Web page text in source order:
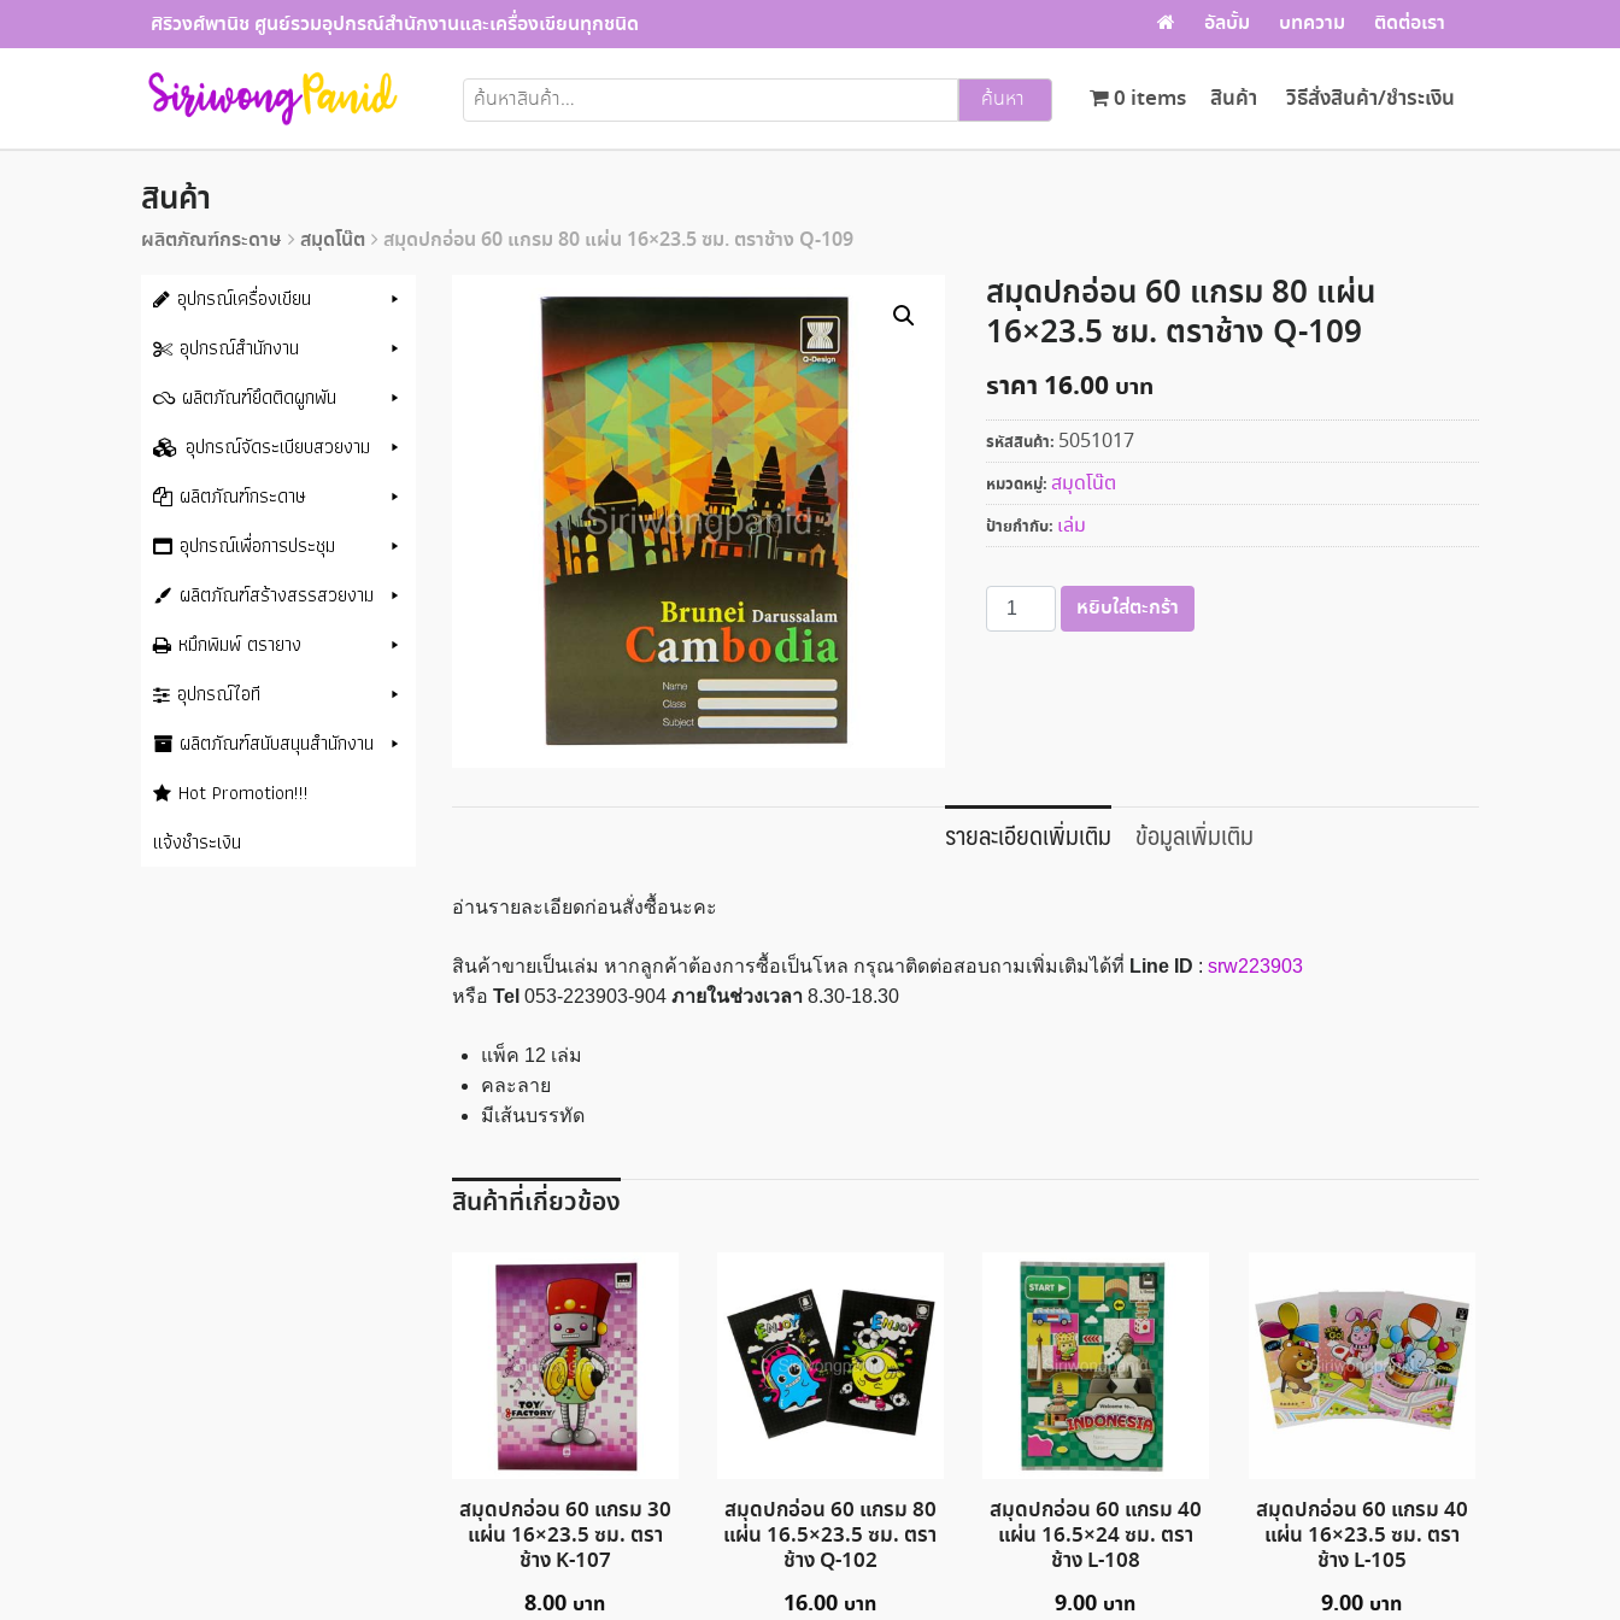
to
ศิริวงศ์พานิช ศูนย์รวมอุปกรณ์สำนักงานและเครื่องเขียนทุกชนิด อัลบั้ม บทความ ติดต่อเรา
ค้นหา: ค้นหา สินค้า วิธีสั่งสินค้า/ชำระเงิน
0 items
สินค้า
ผลิตภัณฑ์กระดาษ สมุดโน๊ต สมุดปกอ่อน 60 แกรม 80 แผ่น 16×23.5 ซม. ตราช้าง Q-109
สมุดปกอ่อน 60 แกรม 80 แผ่น
16×23.5 ซม. ตราช้าง Q-109
ราคา 16.00
รหัสสินค้า: 5051017
หมวดหมู่: สมุดโน๊ต
ป้ายกำกับ: เล่ม
จำนวน
สมุด
แผ่น
16×23.5
Q-
หยิบใส่ตะกร้า
รายละเอียดเพิ่มเติม ข้อมูลเพิ่มเติม
อ่านรายละเอียดก่อนสั่งซื้อนะคะ
สินค้าขายเป็นเล่ม หากลูกค้าต้องการซื้อเป็นโหล กรุณาติดต่อสอบถามเพิ่มเติมได้ที่ Line ID : srw223903
หรือ Tel 053-223903-904 ภายในช่วงเวลา8.30-18.30
แพ็ค 12 เล่ม
คละลาย
มีเส้นบรรทัด
สินค้าที่เกี่ยวข้อง
สมุดปกอ่อน 60 แกรม 30
แผ่น 16×23.5 ซม. ตรา
ช้าง K-107
8.00
สมุดปกอ่อน 60 แกรม 80
แผ่น 16.5×23.5 ซม. ตรา
ช้าง Q-102
16.00
สมุดปกอ่อน 60 แกรม 40
แผ่น 16.5×24 ซม. ตรา
ช้าง L-108
9.00
สมุดปกอ่อน 60 แกรม 40
แผ่น 16×23.5 ซม. ตรา
ช้าง L-105
9.00
อุปกรณ์เครื่องเขียน
อุปกรณ์สำนักงาน
ผลิตภัณฑ์ยึดติดผูกพัน
อุปกรณ์จัดระเบียบสวยงาม
ผลิตภัณฑ์กระดาษ
อุปกรณ์เพื่อการประชุม
ผลิตภัณฑ์สร้างสรรสวยงาม
หมึกพิมพ์ ตรายาง
อุปกรณ์ไอที
ผลิตภัณฑ์สนับสนุนสำนักงาน
Hot Promotion!!!
แจ้งชำระเงิน